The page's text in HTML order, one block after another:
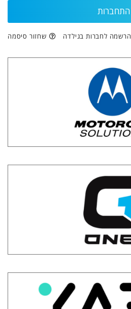
הרשמה לחברות בגילדה שחזור סיסמה